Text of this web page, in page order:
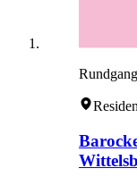
Rundgang